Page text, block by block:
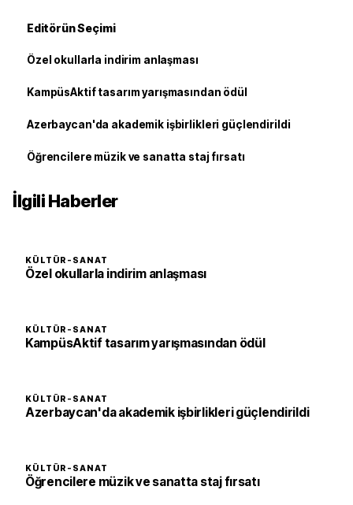
Editörün Seçimi
Özel okullarla indirim anlaşması
KampüsAktif tasarım yarışmasından ödül
Azerbaycan'da akademik işbirlikleri güçlendirildi
Öğrencilere müzik ve sanatta staj fırsatı
İlgili Haberler
KÜLTÜR-SANAT
Özel okullarla indirim anlaşması
KÜLTÜR-SANAT
KampüsAktif tasarım yarışmasından ödül
KÜLTÜR-SANAT
Azerbaycan'da akademik işbirlikleri güçlendirildi
KÜLTÜR-SANAT
Öğrencilere müzik ve sanatta staj fırsatı